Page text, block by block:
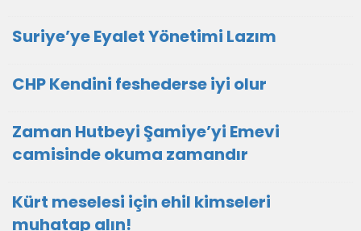
Suriye’ye Eyalet Yönetimi Lazım
CHP Kendini feshederse iyi olur
Zaman Hutbeyi Şamiye’yi Emevi
camisinde okuma zamandır
Kürt meselesi için ehil kimseleri
muhatap alın!